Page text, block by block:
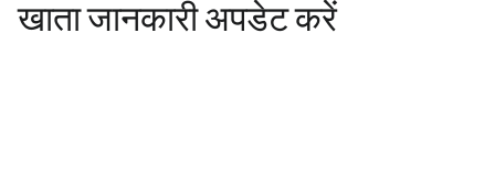
खाता जानकारी अपडेट करें